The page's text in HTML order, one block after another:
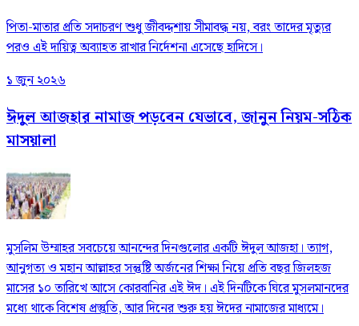
পিতা-মাতার প্রতি সদাচরণ শুধু জীবদ্দশায় সীমাবদ্ধ নয়, বরং তাদের মৃত্যুর
পরও এই দায়িত্ব অব্যাহত রাখার নির্দেশনা এসেছে হাদিসে।
১ জুন ২০২৬
ঈদুল আজহার নামাজ পড়বেন যেভাবে, জানুন নিয়ম-সঠিক
মাসয়ালা
মুসলিম উম্মাহর সবচেয়ে আনন্দের দিনগুলোর একটি ঈদুল আজহা। ত্যাগ,
আনুগত্য ও মহান আল্লাহর সন্তুষ্টি অর্জনের শিক্ষা নিয়ে প্রতি বছর জিলহজ
মাসের ১০ তারিখে আসে কোরবানির এই ঈদ। এই দিনটিকে ঘিরে মুসলমানদের
মধ্যে থাকে বিশেষ প্রস্তুতি, আর দিনের শুরু হয় ঈদের নামাজের মাধ্যমে।